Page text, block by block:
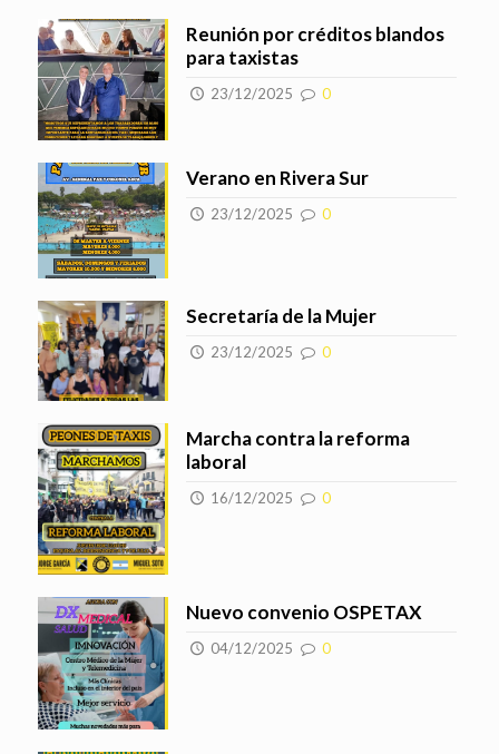
Reunión por créditos blandos
para taxistas
23/12/2025 0
Verano en Rivera Sur
23/12/2025 0
Secretaría de la Mujer
23/12/2025 0
Marcha contra la reforma
laboral
16/12/2025 0
Nuevo convenio OSPETAX
04/12/2025 0